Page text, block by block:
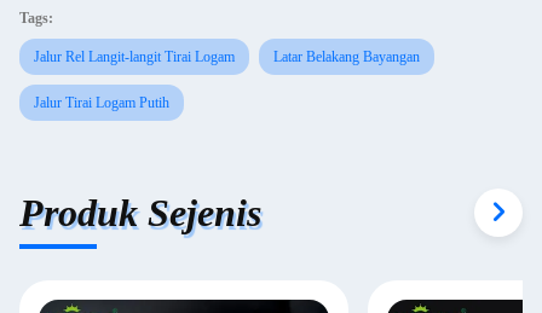
Tags:
Jalur Rel Langit-langit Tirai Logam Latar Belakang Bayangan
Jalur Tirai Logam Putih
Produk Sejenis